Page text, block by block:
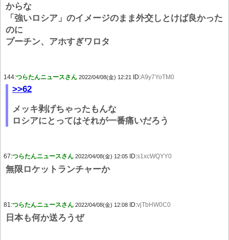
からな
「強いロシア」のイメージのまま外交しとけば良かった
のに
プーチン、アホすぎワロタ
144:つらたんニュースさん 2022/04/08(金) 12:21 ID:A9y7YoTM0
>>62
メッキ剥げちゃったもんな
ロシアにとってはそれが一番痛いだろう
67:つらたんニュースさん 2022/04/08(金) 12:05 ID:s1xcWQYY0
無限ロケットランチャーか
81:つらたんニュースさん 2022/04/08(金) 12:08 ID:vjTbHW0C0
日本も何か送ろうぜ